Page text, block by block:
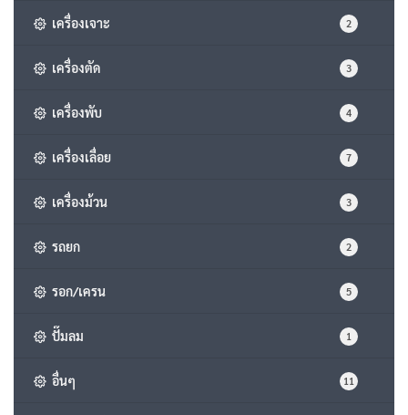
เครื่องเจาะ 2
เครื่องตัด 3
เครื่องพับ 4
เครื่องเลื่อย 7
เครื่องม้วน 3
รถยก 2
รอก/เครน 5
ปั๊มลม 1
อื่นๆ 11